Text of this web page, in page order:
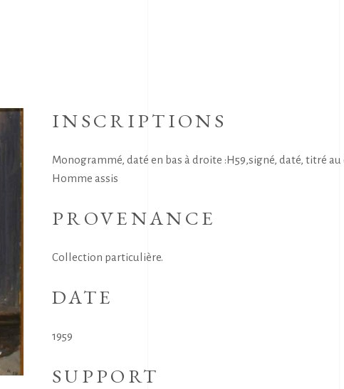
INSCRIPTIONS
Monogrammé, daté en bas à droite :H59,signé, daté, titré au
Homme assis
PROVENANCE
Collection particulière.
DATE
1959
SUPPORT